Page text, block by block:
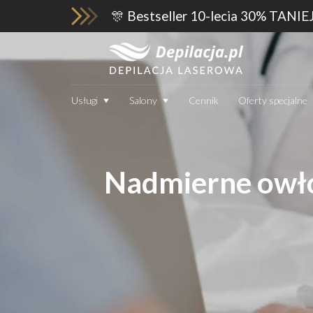
🎊 Bestseller 10-lecia 30%
Usługi Salony Cennik Oferty specjalne
Nadmierne